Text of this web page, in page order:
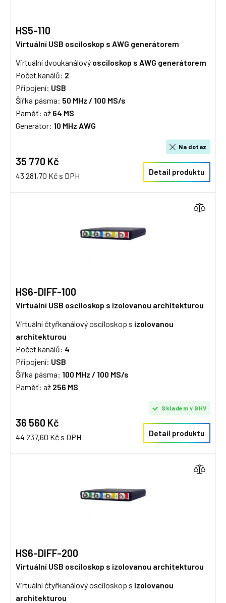
HS5-110
Virtuální USB osciloskop s AWG generátorem
Virtuální dvoukanálový osciloskop s AWG generátorem
Počet kanálů: 2
Připojení: USB
Šířka pásma: 50 MHz / 100 MS/s
Paměť: až 64 MS
Generátor: 10 MHz AWG
35 770 Kč
43 281,70 Kč s DPH
Na dotaz
Detail produktu
HS6-DIFF-100
Virtuální USB osciloskop s izolovanou architekturou
Virtuální čtyřkanálový osciloskop s izolovanou
architekturou
Počet kanálů: 4
Připojení: USB
Šířka pásma: 100 MHz / 100 MS/s
Paměť: až 256 MS
36 560 Kč
44 237,60 Kč s DPH
Skladem v GHV
Detail produktu
HS6-DIFF-200
Virtuální USB osciloskop s izolovanou architekturou
Virtuální čtyřkanálový osciloskop s izolovanou
architekturou